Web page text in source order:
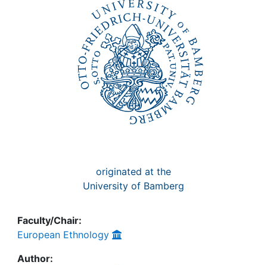
originated at the
University of Bamberg
Faculty/Chair:
European Ethnology
Author: